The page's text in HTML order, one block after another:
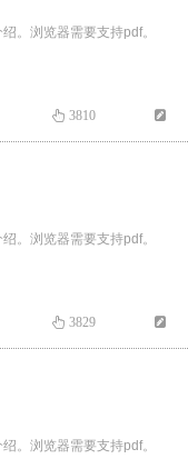
。浏览器需要支持pdf。
3810
。浏览器需要支持pdf。
3829
。浏览器需要支持pdf。